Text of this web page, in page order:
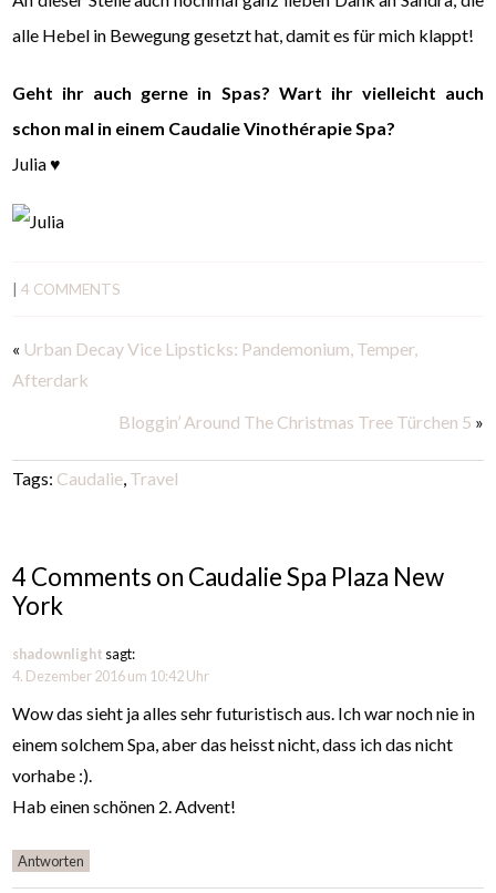
alle Hebel in Bewegung gesetzt hat, damit es für mich klappt!
Geht ihr auch gerne in Spas? Wart ihr vielleicht auch
schon mal in einem Caudalie Vinothérapie Spa?
Julia ♥
|4 COMMENTS
« Urban Decay Vice Lipsticks: Pandemonium, Temper,
Afterdark
Bloggin’ Around The Christmas Tree Türchen 5 »
Tags: Caudalie, Travel
4 Comments on Caudalie Spa Plaza New
York
shadownlight sagt:
4. Dezember 2016 um 10:42 Uhr
Wow das sieht ja alles sehr futuristisch aus. Ich war noch nie in
einem solchem Spa, aber das heisst nicht, dass ich das nicht
vorhabe :).
Hab einen schönen 2. Advent!
Antworten